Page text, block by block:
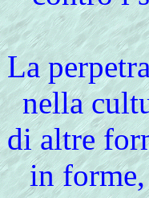
La
nella
di altre
in forme,